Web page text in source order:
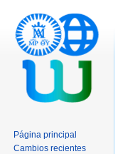
Página principal
Cambios recientes